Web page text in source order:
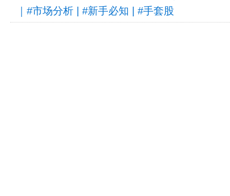
｜#市场分析 | #新手必知 | #手套股